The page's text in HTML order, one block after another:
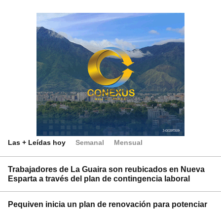
Las + Leídas hoy Semanal Mensual
Trabajadores de La Guaira son reubicados en Nueva
Esparta a través del plan de contingencia laboral
Pequiven inicia un plan de renovación para potenciar